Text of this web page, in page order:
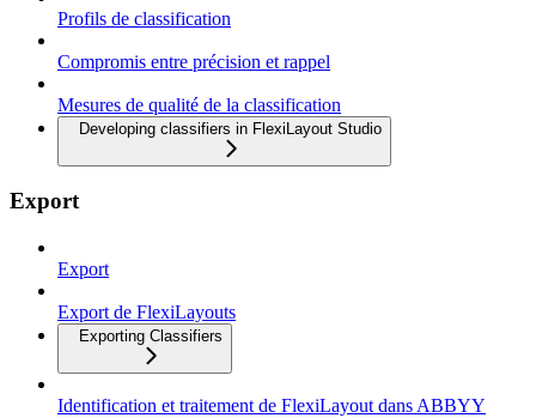
Profils de classification
Compromis entre précision et rappel
Mesures de qualité de la classification
Developing classifiers in FlexiLayout Studio
Export
Export
Export de FlexiLayouts
Exporting Classifiers
Identification et traitement de FlexiLayout dans ABBYY